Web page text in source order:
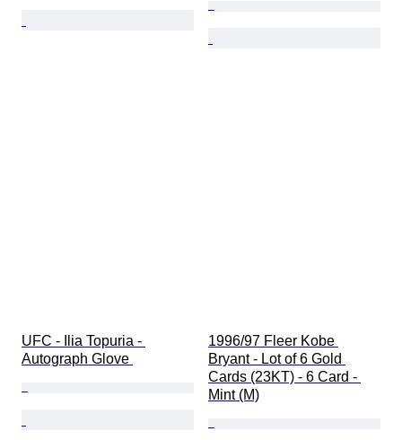
UFC - Ilia Topuria -
Autograph Glove
1996/97 Fleer Kobe
Bryant - Lot of 6 Gold
Cards (23KT) - 6 Card -
Mint (M)